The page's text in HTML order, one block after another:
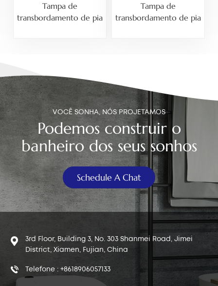
Tampa de
transbordamento de pia
Tampa de
transbordamento de pia
VOCÊ SONHA, NÓS PROJETAMOS
Podemos construir o
banheiro dos seus sonhos
Schedule A Chat
3rd Floor, Building 3, No. 303 Shanmei Road, Jimei
District, Xiamen, Fujian, China
Telefone : +8618906057133